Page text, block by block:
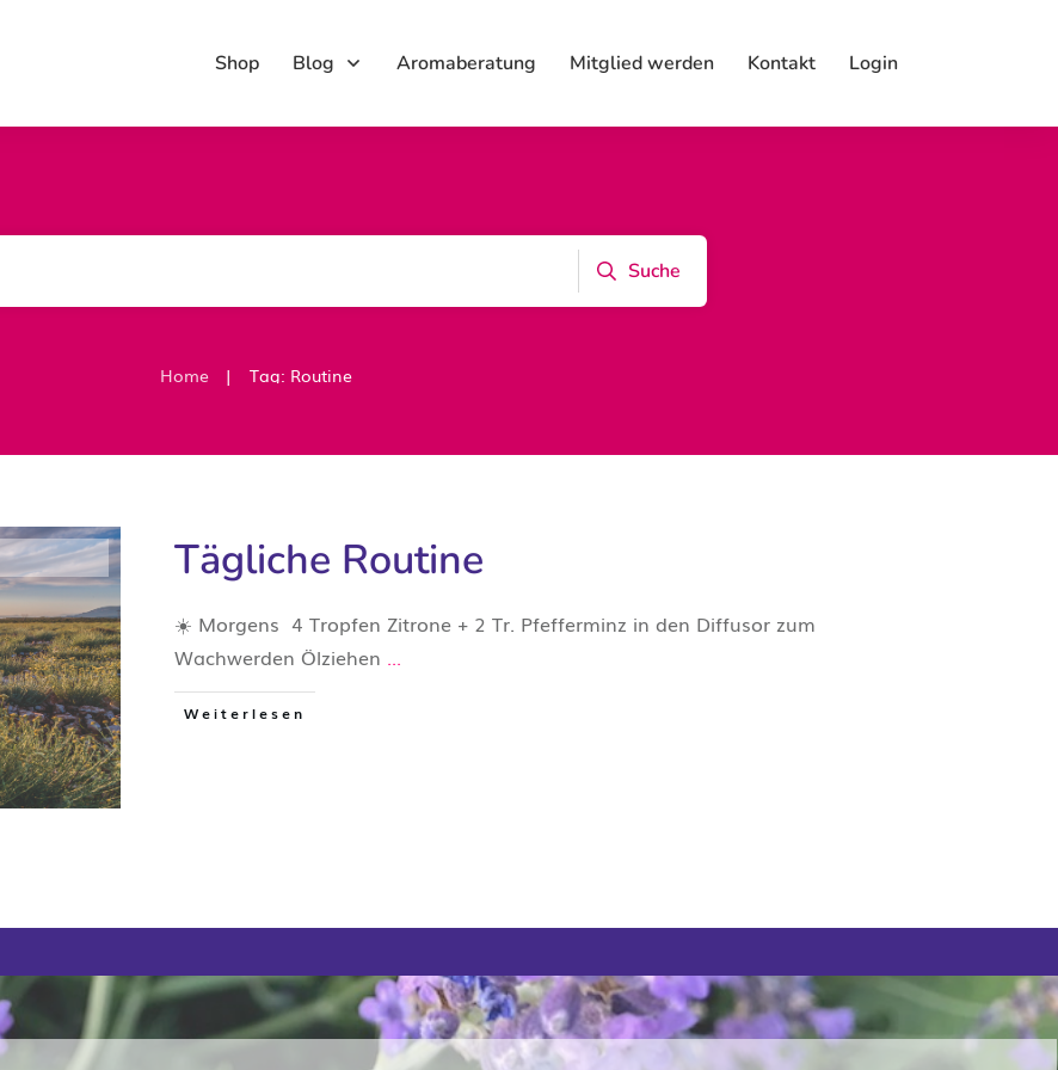
Shop Blog Aromaberatung Mitglied werden Kontakt Login
Suche
Home | Tag: Routine
Tägliche Routine
☀️ Morgens 4 Tropfen Zitrone + 2 Tr. Pfefferminz in den Diffusor zum
Wachwerden Ölziehen ...
Weiterlesen